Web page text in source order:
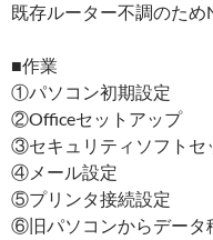
既存ルーター不調のた
■作業
①パソコン初期設定
②Officeセットアップ
③セキュリティソフトセ
④メール設定
⑤プリンタ接続設定
⑥旧パソコンからデータ